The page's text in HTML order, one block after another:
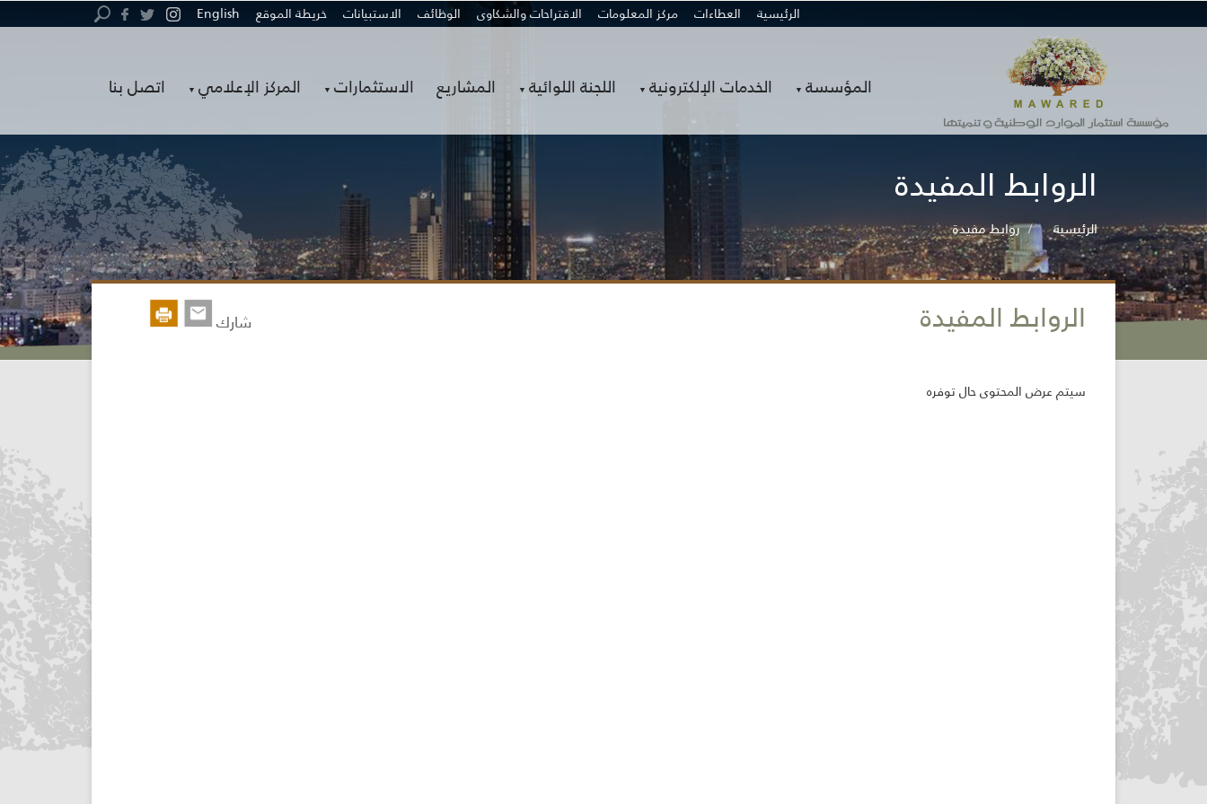
الرئيسية العطاءات مركز المعلومات الاقتراحات والشكاوى الوظائف الاستبيانات خريطة الموقع English
المؤسسة الخدمات الإلكترونية اللجنة اللوائية المشاريع الاستثمارات المركز الإعلامي اتصل بنا
الروابط المفيدة
الرئيسية روابط مفيدة
الروابط المفيدة شارك
سيتم عرض المحتوى حال توفره